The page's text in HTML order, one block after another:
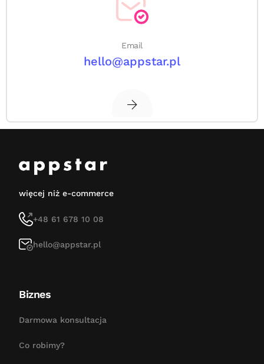
Email
hello@appstar.pl
więcej niż e-commerce
+48 61 678 10 08
hello@appstar.pl
Biznes
Darmowa konsultacja
Co robimy?